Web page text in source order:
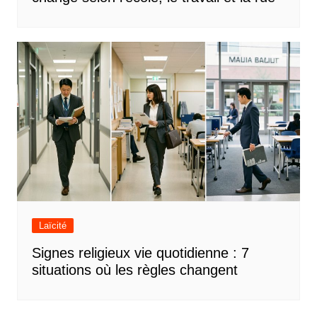
Laïcité
Signes religieux vie quotidienne : 7
situations où les règles changent